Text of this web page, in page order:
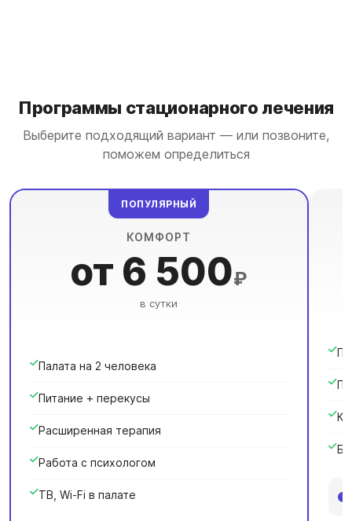
Программы стационарного лечения
Выберите подходящий вариант — или позвоните,
поможем определиться
ПОПУЛЯРНЫЙ
КОМФОРТ
от 6 500₽
в сутки
Палата на 2 человека
Питание + перекусы
Расширенная терапия
Работа с психологом
ТВ, Wi-Fi в палате